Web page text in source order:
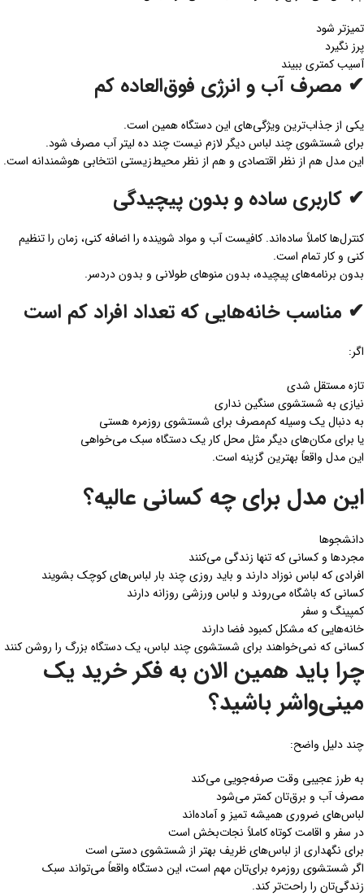
تمیزتر شود
پرز نگیرد
آسیب کمتری ببیند
✔ مصرف آب و انرژی فوق‌العاده کم
یکی از جذاب‌ترین ویژگی‌های این دستگاه همین است.
برای شستشوی چند لباس دیگر لازم نیست چند ده لیتر آب مصرف شود.
این مدل هم از نظر اقتصادی و هم از نظر محیط‌زیستی انتخابی هوشمندانه است.
✔ کاربری ساده و بدون پیچیدگی
کنترل‌ها کاملاً ساده‌اند. کافیست آب و مواد شوینده را اضافه کنی، زمان را تنظیم
کنی و کار تمام است.
بدون برنامه‌های پیچیده، بدون منوهای طولانی و بدون دردسر.
✔ مناسب خانه‌هایی که تعداد افراد کم است
اگر:
تازه مستقل شدی
نیازی به شستشوی سنگین نداری
به دنبال یک وسیله کم‌مصرف برای شستشوی روزمره هستی
یا برای مکان‌های دیگر مثل محل کار یک دستگاه سبک می‌خواهی
این مدل واقعاً بهترین گزینه است.
این مدل برای چه کسانی عالیه؟
دانشجوها
مجردها و کسانی که تنها زندگی می‌کنند
افرادی که لباس نوزاد دارند و باید روزی چند بار لباس‌های کوچک بشویند
کسانی که باشگاه می‌روند و لباس ورزشی روزانه دارند
کمپینگ و سفر
خانه‌هایی که مشکل کمبود فضا دارند
کسانی که نمی‌خواهند برای شستشوی چند لباس، یک دستگاه بزرگ را روشن کنند
چرا باید همین الان به فکر خرید یک
مینی‌واشر باشید؟
چند دلیل واضح:
به طرز عجیبی وقت صرفه‌جویی می‌کند
مصرف آب و برق‌تان کمتر می‌شود
لباس‌های ضروری همیشه تمیز و آماده‌اند
در سفر و اقامت کوتاه کاملاً نجات‌بخش است
برای نگهداری از لباس‌های ظریف بهتر از شستشوی دستی است
اگر شستشوی روزمره برای‌تان مهم است، این دستگاه واقعاً می‌تواند سبک
زندگی‌تان را راحت‌تر کند.